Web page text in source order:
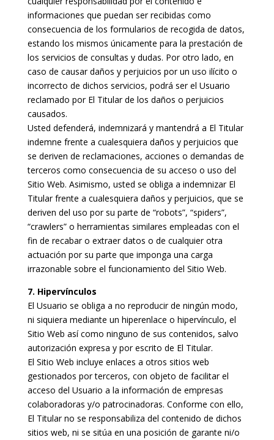
informaciones que puedan ser recibidas como
consecuencia de los formularios de recogida de datos,
estando los mismos únicamente para la prestación de
los servicios de consultas y dudas. Por otro lado, en
caso de causar daños y perjuicios por un uso ilícito o
incorrecto de dichos servicios, podrá ser el Usuario
reclamado por El Titular de los daños o perjuicios
causados.
Usted defenderá, indemnizará y mantendrá a El Titular
indemne frente a cualesquiera daños y perjuicios que
se deriven de reclamaciones, acciones o demandas de
terceros como consecuencia de su acceso o uso del
Sitio Web. Asimismo, usted se obliga a indemnizar El
Titular frente a cualesquiera daños y perjuicios, que se
deriven del uso por su parte de “robots”, “spiders”,
“crawlers” o herramientas similares empleadas con el
fin de recabar o extraer datos o de cualquier otra
actuación por su parte que imponga una carga
irrazonable sobre el funcionamiento del Sitio Web.
7. Hipervínculos
El Usuario se obliga a no reproducir de ningún modo,
ni siquiera mediante un hiperenlace o hipervínculo, el
Sitio Web así como ninguno de sus contenidos, salvo
autorización expresa y por escrito de El Titular.
El Sitio Web incluye enlaces a otros sitios web
gestionados por terceros, con objeto de facilitar el
acceso del Usuario a la información de empresas
colaboradoras y/o patrocinadoras. Conforme con ello,
El Titular no se responsabiliza del contenido de dichos
sitios web, ni se sitúa en una posición de garante ni/o